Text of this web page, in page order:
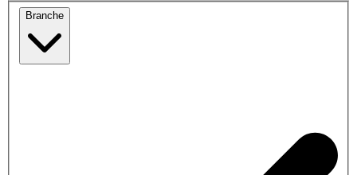
Branche